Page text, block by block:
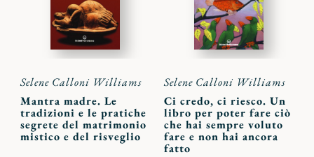
Selene Calloni Williams
Mantra madre. Le
tradizioni e le pratiche
segrete del matrimonio
mistico e del risveglio
Selene Calloni Williams
Ci credo, ci riesco. Un
libro per poter fare ciò
che hai sempre voluto
fare e non hai ancora
fatto